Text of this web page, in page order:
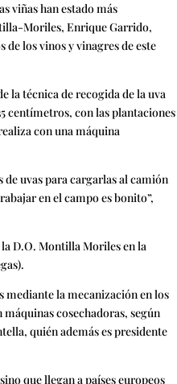
viñas han estado más
Moriles, Enrique Garrido,
los vinos y vinagres de este
la técnica de recogida de la uva
centímetros, con las plantaciones
con una máquina
de uvas para cargarlas al camión
en el campo es bonito”,
D.O. Montilla Moriles en la
mediante la mecanización en los
cosechadoras, según
quién además es presidente
que llegan a países europeos